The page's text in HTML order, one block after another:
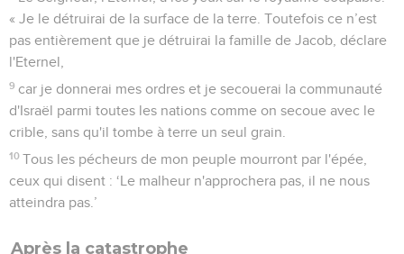
« Je le détruirai de la surface de la terre. Toutefois ce n’est
pas entièrement que je détruirai la famille de Jacob, déclare
l'Eternel,
9 car je donnerai mes ordres et je secouerai la communauté
d'Israël parmi toutes les nations comme on secoue avec le
crible, sans qu'il tombe à terre un seul grain.
10 Tous les pécheurs de mon peuple mourront par l'épée,
ceux qui disent : ‘Le malheur n'approchera pas, il ne nous
atteindra pas.’
Après la catastrophe